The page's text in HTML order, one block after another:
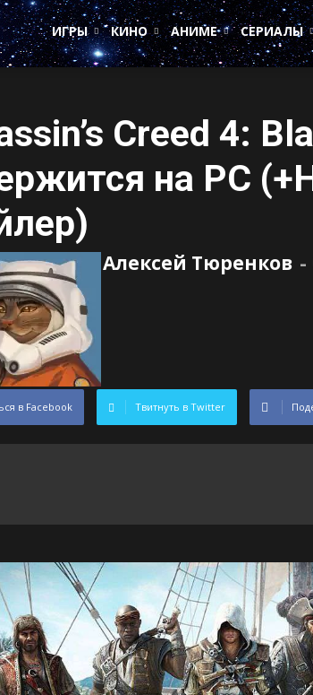
ИГРЫ
КИНО АНИМЕ СЕРИАЛЫ
Creed 4:
на PC
Алексей Тюренков -
в Facebook Твитнуть в Twitter